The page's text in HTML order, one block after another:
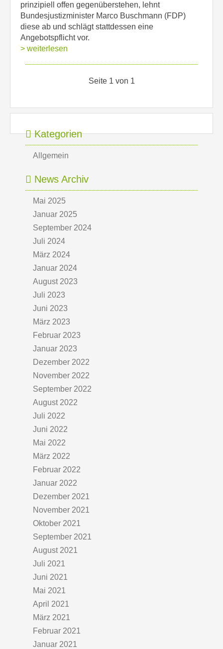
prinzipiell offen gegenüberstehen, lehnt
Bundesjustizminister Marco Buschmann (FDP)
diese ab und schlägt stattdessen eine
Angebotspflicht vor.
> weiterlesen
Seite 1 von 1
Kategorien
Allgemein
News Archiv
Mai 2025
Januar 2025
September 2024
Juli 2024
März 2024
Januar 2024
August 2023
Juli 2023
Juni 2023
März 2023
Februar 2023
Januar 2023
Dezember 2022
November 2022
September 2022
August 2022
Juli 2022
Juni 2022
Mai 2022
März 2022
Februar 2022
Januar 2022
Dezember 2021
November 2021
Oktober 2021
September 2021
August 2021
Juli 2021
Juni 2021
Mai 2021
April 2021
März 2021
Februar 2021
Januar 2021